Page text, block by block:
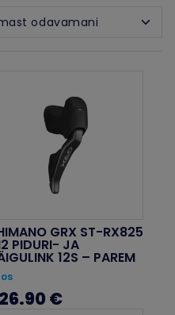
GRX ST-RX825
PIDURI- JA
12S – PAREM
€